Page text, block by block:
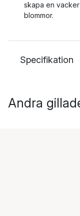
skapa en
blommor.
Specifikation
Andra